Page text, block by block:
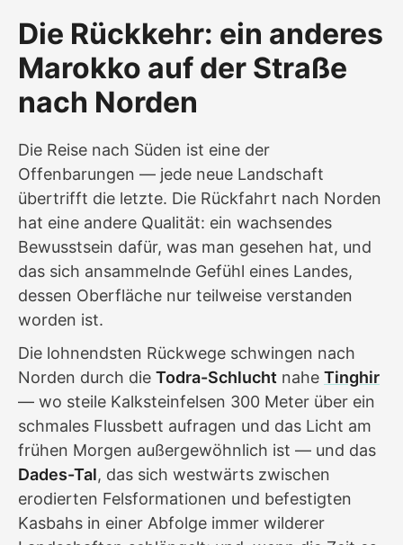
Die Rückkehr: ein anderes
Marokko auf der Straße
nach Norden
Die Reise nach Süden ist eine der
Offenbarungen — jede neue Landschaft
übertrifft die letzte. Die Rückfahrt nach Norden
hat eine andere Qualität: ein wachsendes
Bewusstsein dafür, was man gesehen hat, und
das sich ansammelnde Gefühl eines Landes,
dessen Oberfläche nur teilweise verstanden
worden ist.
Die lohnendsten Rückwege schwingen nach
Norden durch die Todra-Schlucht nahe Tinghir
— wo steile Kalksteinfelsen 300 Meter über ein
schmales Flussbett aufragen und das Licht am
frühen Morgen außergewöhnlich ist — und das
Dades-Tal, das sich westwärts zwischen
erodierten Felsformationen und befestigten
Kasbahs in einer Abfolge immer wilderer